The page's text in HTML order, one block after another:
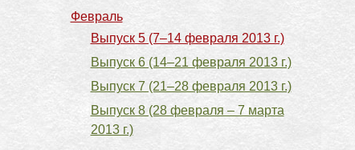
Февраль
Выпуск 5 (7–14 февраля 2013 г.)
Выпуск 6 (14–21 февраля 2013 г.)
Выпуск 7 (21–28 февраля 2013 г.)
Выпуск 8 (28 февраля – 7 марта
2013 г.)